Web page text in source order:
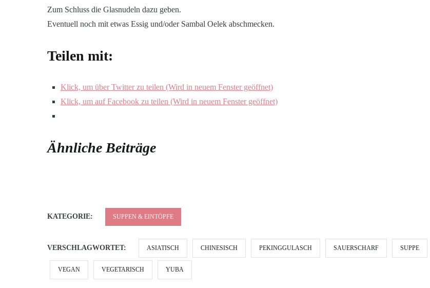
Zum Schluss die Glasnudeln dazu geben.
Eventuell noch mit etwas Essig und/oder Sambal Oelek abschmecken.
Teilen mit:
Klick, um über Twitter zu teilen (Wird in neuem Fenster geöffnet)
Klick, um auf Facebook zu teilen (Wird in neuem Fenster geöffnet)
Ähnliche Beiträge
KATEGORIE: SUPPEN & EINTÖPFE
VERSCHLAGWORTET: ASIATISCH CHINESISCH PEKINGGULASCH SAUERSCHARF SUPPE
VEGAN VEGETARISCH YUBA